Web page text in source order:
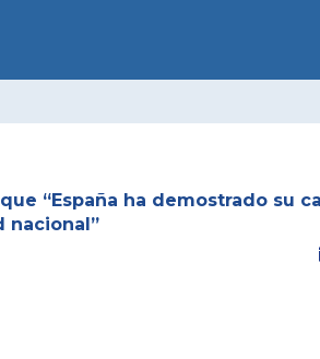
“España ha demostrado su
nacional”